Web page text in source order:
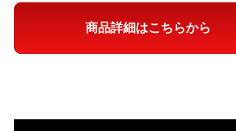
商品詳細はこちらから